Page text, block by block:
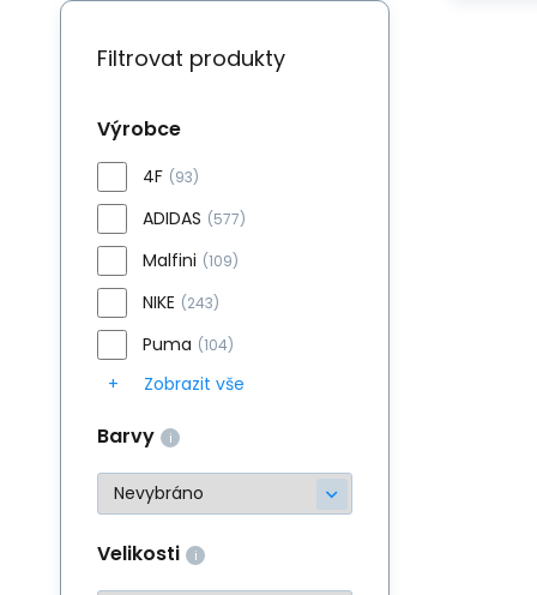
Filtrovat produkty
Výrobce
4F (93)
ADIDAS (577)
Malfini (109)
NIKE (243)
Puma (104)
Zobrazit vše
Barvy
Velikosti